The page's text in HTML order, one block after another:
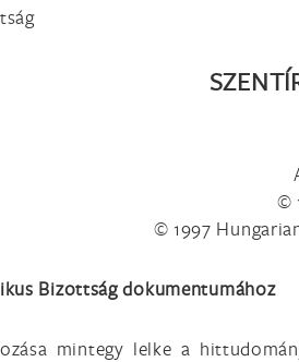
©
© 1997
Bizottság dokumentumához
mintegy lelke a